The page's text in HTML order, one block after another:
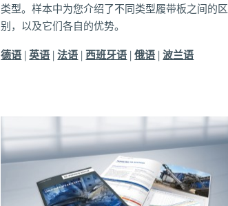
类型。样本中为您介绍了不同类型履带板之间的区
别，以及它们各自的优势。
德语 |英语 |法语 | 西班牙语 |俄语 |波兰语